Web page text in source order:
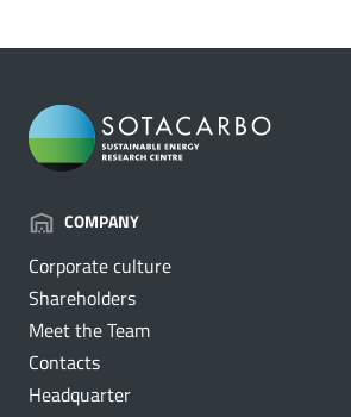
COMPANY
Corporate culture
Shareholders
Meet the Team
Contacts
Headquarter